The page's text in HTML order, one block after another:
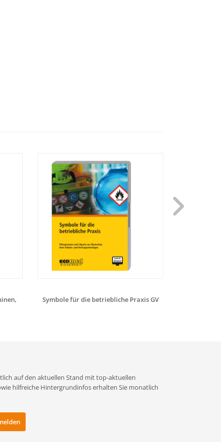
Symbole für die betriebliche Praxis GV
auf den aktuellen Stand mit top-aktuellen
hilfreiche Hintergrundinfos erhalten Sie monatlich